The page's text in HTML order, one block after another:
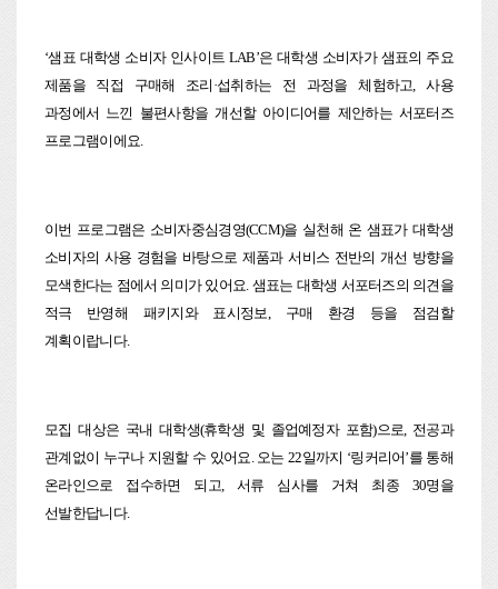
‘샘표 대학생 소비자 인사이트 LAB’은 대학생 소비자가 샘표의 주요
제품을 직접 구매해 조리·섭취하는 전 과정을 체험하고, 사용
과정에서 느낀 불편사항을 개선할 아이디어를 제안하는 서포터즈
프로그램이에요.
이번 프로그램은 소비자중심경영(CCM)을 실천해 온 샘표가 대학생
소비자의 사용 경험을 바탕으로 제품과 서비스 전반의 개선 방향을
모색한다는 점에서 의미가 있어요. 샘표는 대학생 서포터즈의 의견을
적극 반영해 패키지와 표시정보, 구매 환경 등을 점검할
계획이랍니다.
모집 대상은 국내 대학생(휴학생 및 졸업예정자 포함)으로, 전공과
관계없이 누구나 지원할 수 있어요. 오는 22일까지 ‘링커리어’를 통해
온라인으로 접수하면 되고, 서류 심사를 거쳐 최종 30명을
선발한답니다.